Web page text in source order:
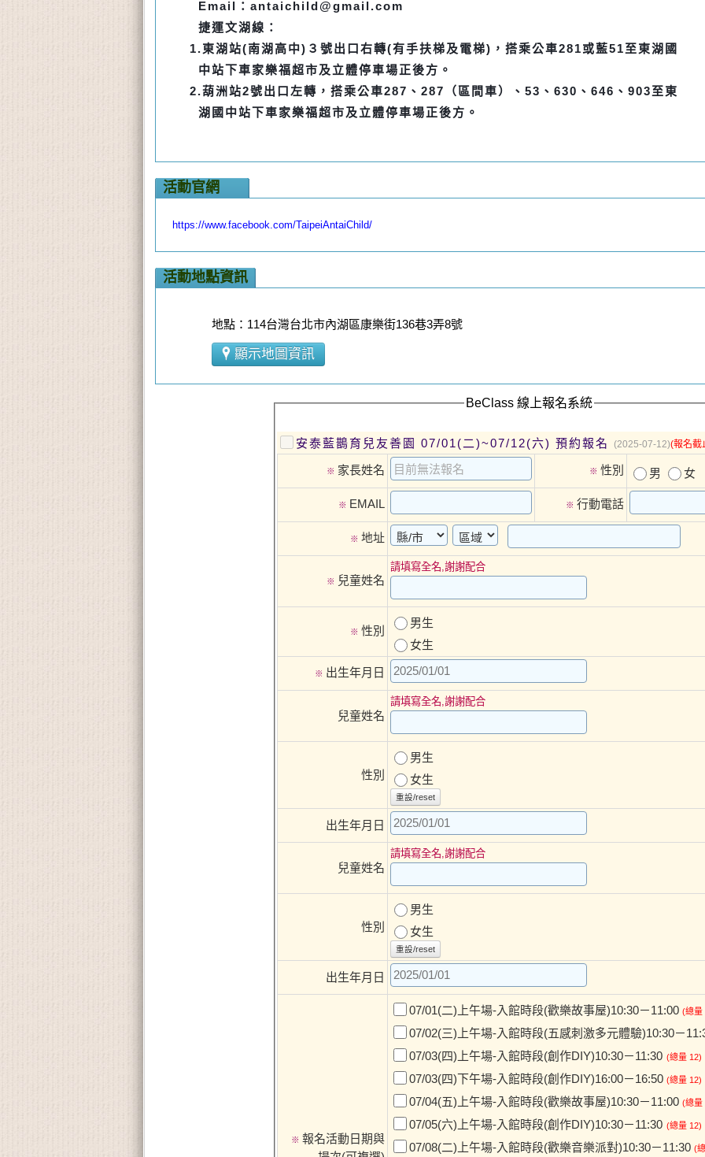
Email ： antaichild@gmail.com
捷運文湖線：
1.東湖站(南湖高中)３號出口右轉(有手扶梯及電梯)，搭乘公車281或藍51至東湖國
中站下車家樂福超市及立體停車場正後方。
2.葫洲站2號出口左轉，搭乘公車287、287（區間車）、53、630、646、903至東
湖國 中站下車家樂福超市及立體停車場正後方。
活動官網
https://www.facebook.com/TaipeiAntaiChild/
活動地點資訊
地點：114台灣台北市內湖區康樂街136巷3弄8號
顯示地圖資訊
BeClass 線上報名系統
安泰藍鵲育兒友善園 07/01(二)~07/12(六) 預約報名 (2025-07-12)(報名截
※ 家長姓名 ※ 性別 男 女
※ EMAIL ※ 行動電話
※ 地址
※ 兒童姓名
請填寫全名,謝謝配合
※ 性別
男生
女生
※ 出生年月日
兒童姓名
請填寫全名,謝謝配合
性別
男生
女生
重設/reset
出生年月日
兒童姓名
請填寫全名,謝謝配合
性別
男生
女生
重設/reset
出生年月日
※ 報名活動日期與
07/01(二)上午場-入館時段(歡樂故事屋)10:30－11:00 (總量
07/02(三)上午場-入館時段(五感刺激多元體驗)10:30－
07/03(四)上午場-入館時段(創作DIY)10:30－11:30 (總量 12)
07/03(四)下午場-入館時段(創作DIY)16:00－16:50 (總量 12)
07/04(五)上午場-入館時段(歡樂故事屋)10:30－11:00 (總量
07/05(六)上午場-入館時段(創作DIY)10:30－11:30 (總量 12)
07/08(二)上午場-入館時段(歡樂音樂派對)10:30－11:30 (